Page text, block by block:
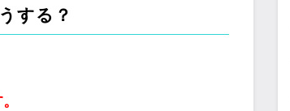
する？